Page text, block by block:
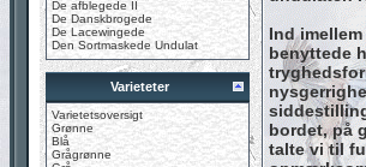
De afblegede II
De Danskbrogede
De Lacewingede
Den Sortmaskede Undulat
Varieteter
Varietetsoversigt
Grønne
Blå
Grågrønne
Ind
benyttede
bordet, på
talte vi til